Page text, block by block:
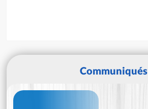
Communiqués